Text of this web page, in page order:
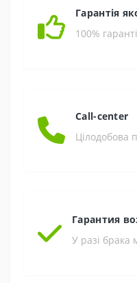
Гарантія
100%
Call-center
Цілодобова
Гарантия
У разі брака